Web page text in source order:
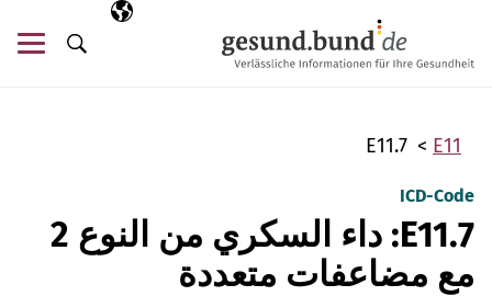
اللغة المختارة
AR
البحث
E11
E11.7
ICD-Code
E11.7: داء السكري من النوع 2
مع مضاعفات متعددة